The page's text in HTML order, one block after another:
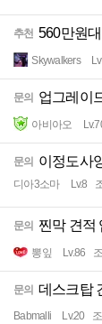
추천 560만원
Skywalkers
문의 업그레이
아비아오
문의 이정도사
디아3소마 Lv.8
문의 찐막 견적
뽕잎 Lv.86
문의 데스크탑
Babmalli Lv.20